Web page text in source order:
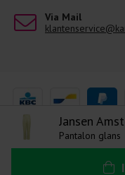
Jansen
Pantalon glans
Levering 1-3 Werkdagen
Via Mail
Algemene voorwaarden